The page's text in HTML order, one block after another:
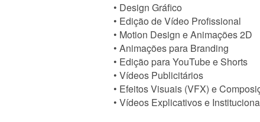
• Design Gráfico
• Edição de Vídeo Profissional
• Motion Design e Animações 2D
• Animações para Branding
• Edição para YouTube e Shorts
• Vídeos Publicitários
• Efeitos Visuais (VFX) e
• Vídeos Explicativos e